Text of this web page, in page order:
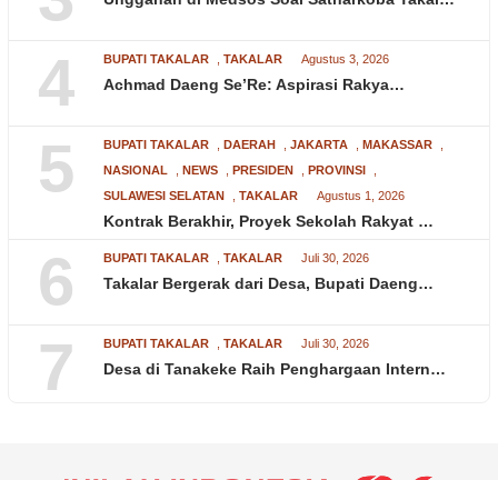
4 BUPATI TAKALAR TAKALAR Agustus 3, 2026
Achmad Daeng Se’Re: Aspirasi Rakya…
5 BUPATI TAKALAR DAERAH JAKARTA MAKASSAR
NASIONAL
NEWS PRESIDEN PROVINSI
SULAWESI SELATAN
TAKALAR Agustus 1, 2026
Kontrak Berakhir, Proyek Sekolah Rakyat …
6 BUPATI TAKALAR TAKALAR Juli 30, 2026
Takalar Bergerak dari Desa, Bupati Daeng…
7 BUPATI TAKALAR TAKALAR Juli 30, 2026
Desa di Tanakeke Raih Penghargaan Intern…